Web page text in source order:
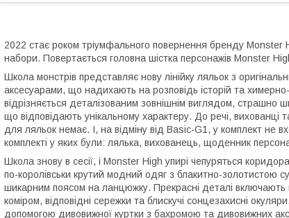
2022 стає роком тріумфального повернення бренду Monster
набори. Повертається головна шістка персонажів Monster
Школа монстрів представляє нову лінійку ляльок з
аксесуарами, що надихають на розповідь історій та
відрізняється деталізованим зовнішнім виглядом,
що відповідають унікальному характеру. До речі, вихованці
для ляльок немає. І, на відміну від Basic-G1, у комплект не
комплекті у яких були: лялька, вихованець, щоденник
Школа знову в сесії, і Monster High упирі чепуряться
по-королівськи крутий модний одяг з блакитно-золотистою
шикарним поясом на ланцюжку. Прекрасні деталі включають
коміром, відповідні сережки та блискучі сонцезахисні
допомогою дивовижної куртки з бахромою та дивовижних